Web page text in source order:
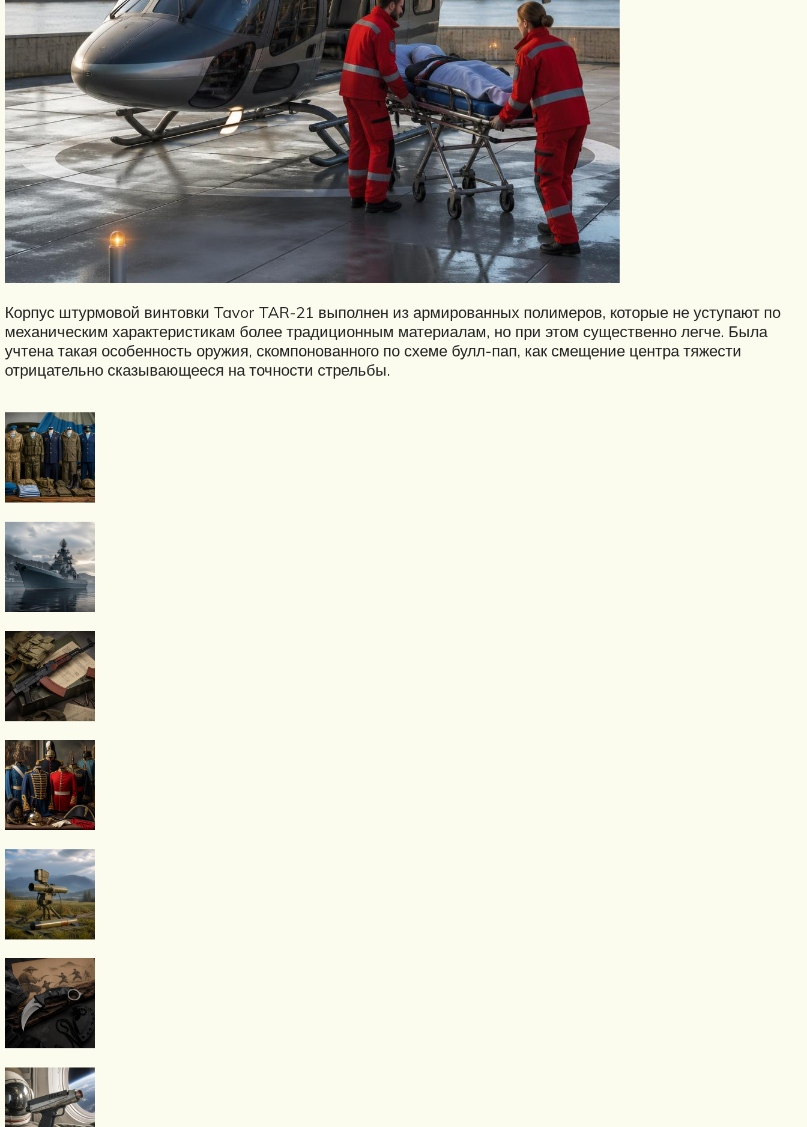
Корпус штурмовой винтовки Tavor TAR-21 выполнен из армированных полимеров, которые не уступают по
механическим характеристикам более традиционным материалам, но при этом существенно легче. Была
учтена такая особенность оружия, скомпонованного по схеме булл-пап, как смещение центра тяжести
отрицательно сказывающееся на точности стрельбы.